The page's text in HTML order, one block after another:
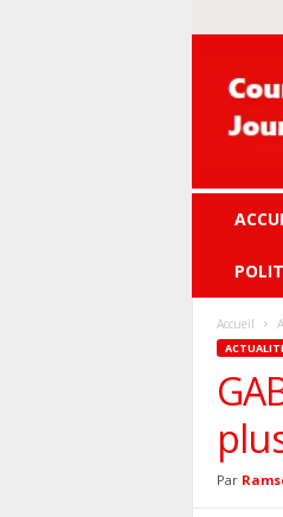
journalistes
Accueil
Par